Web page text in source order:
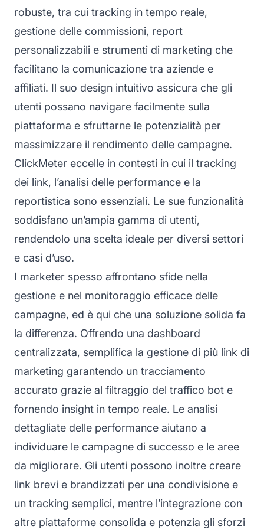
robuste, tra cui tracking in tempo reale,
gestione delle commissioni, report
personalizzabili e strumenti di marketing che
facilitano la comunicazione tra aziende e
affiliati. Il suo design intuitivo assicura che gli
utenti possano navigare facilmente sulla
piattaforma e sfruttarne le potenzialità per
massimizzare il rendimento delle campagne.
ClickMeter eccelle in contesti in cui il tracking
dei link, l’analisi delle performance e la
reportistica sono essenziali. Le sue funzionalità
soddisfano un’ampia gamma di utenti,
rendendolo una scelta ideale per diversi settori
e casi d’uso.
I marketer spesso affrontano sfide nella
gestione e nel monitoraggio efficace delle
campagne, ed è qui che una soluzione solida fa
la differenza. Offrendo una dashboard
centralizzata, semplifica la gestione di più link di
marketing garantendo un tracciamento
accurato grazie al filtraggio del traffico bot e
fornendo insight in tempo reale. Le analisi
dettagliate delle performance aiutano a
individuare le campagne di successo e le aree
da migliorare. Gli utenti possono inoltre creare
link brevi e brandizzati per una condivisione e
un tracking semplici, mentre l’integrazione con
altre piattaforme consolida e potenzia gli sforzi